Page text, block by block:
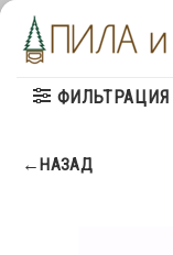
Skip
content
ФИЛЬТРАЦИЯ
←НАЗАД